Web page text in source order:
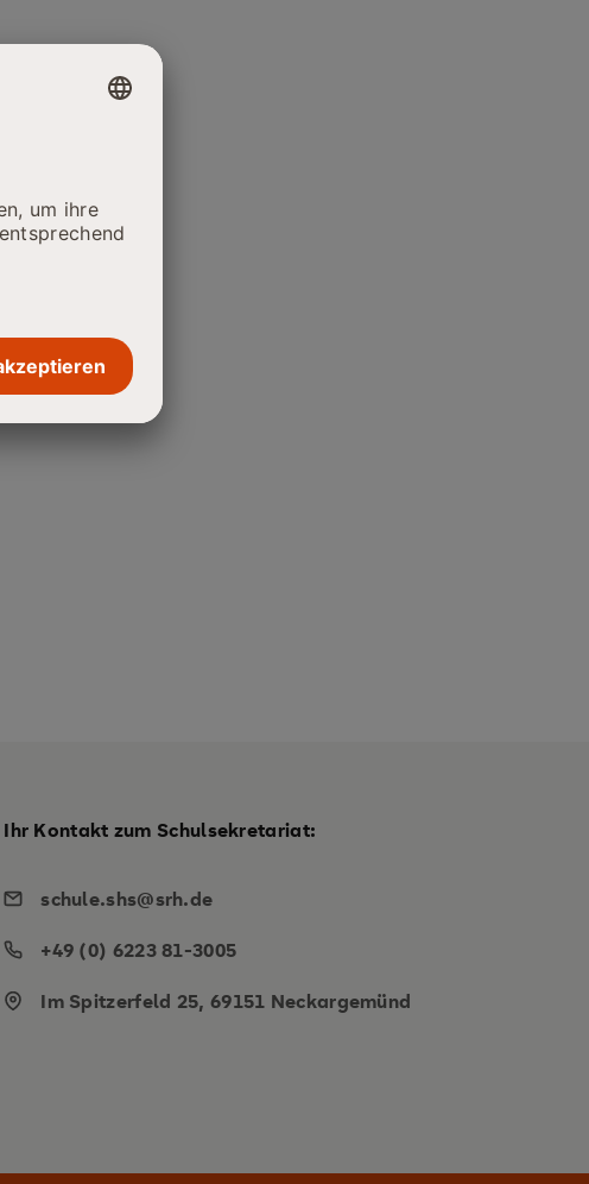
Ihr Kontakt zum Schulsekretariat:
schule.shs@srh.de
+49 (0) 6223 81-3005
Im Spitzerfeld 25, 69151 Neckargemünd